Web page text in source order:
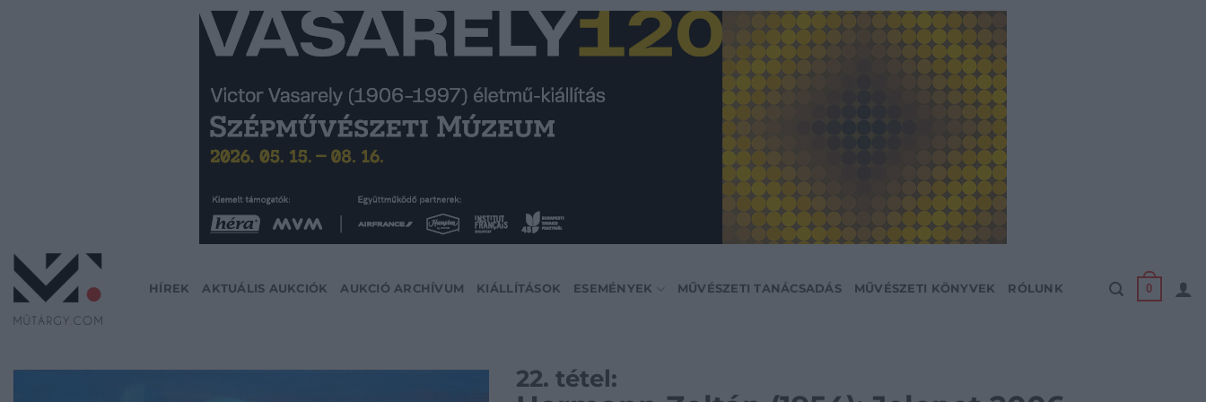
HÍREK AKTUÁLIS AUKCIÓK AUKCIÓ ARCHÍVUM KIÁLLÍTÁSOK ESEMÉNYEK MŰVÉSZETI TANÁCSADÁS MŰVÉSZETI KÖNYVEK RÓLUNK 0
22. tétel: